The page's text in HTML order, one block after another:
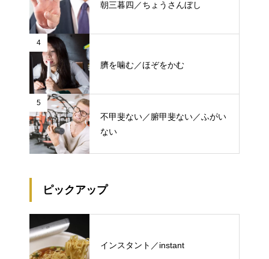
朝三暮四／ちょうさんぼし
4
臍を噛む／ほぞをかむ
5
不甲斐ない／腑甲斐ない／ふがい
ない
ピックアップ
インスタント／instant